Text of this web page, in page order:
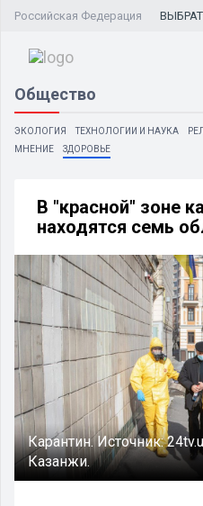
Российская Федерация
Общество
ЭКОЛОГИЯ ТЕХНОЛОГИИ И НАУКА
МНЕНИЕ
ЗДОРОВЬЕ
В "красной" зоне
находятся семь
Карантин.Источник:
Казанжи.